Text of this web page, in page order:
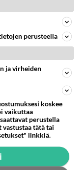
perusteella
ja virheiden
koskee
vaikuttaa
perustella
tätä tai
linkkiä.